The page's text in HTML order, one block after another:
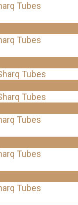
Tubes
Tubes
Tubes
Tubes
Tubes
Tubes
Tubes